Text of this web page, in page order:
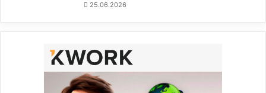
25.06.2026